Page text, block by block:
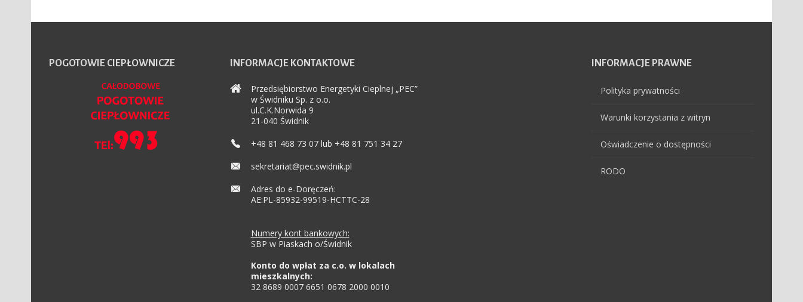
POGOTOWIE CIEPŁOWNICZE INFORMACJEKONTAKTOWE
Przedsiębiorstwo Energetyki Cieplnej „PEC”
w Świdniku Sp. z o.o.
ul.C.K.Norwida 9
21-040 Świdnik
+48 81 468 73 07 lub +48 81 751 34 27
sekretariat@pec.swidnik.pl
Adres do e-Doręczeń:
AE:PL-85932-99519-HCTTC-28
Numery kont bankowych:
SBP w Piaskach o/Świdnik
Konto do wpłat za c.o. w lokalach
mieszkalnych:
32 8689 0007 6651 0678 2000 0010
INFORMACJEPRAWNE
Polityka prywatności
Warunki korzystania z witryn
Oświadczenie o dostępności
RODO